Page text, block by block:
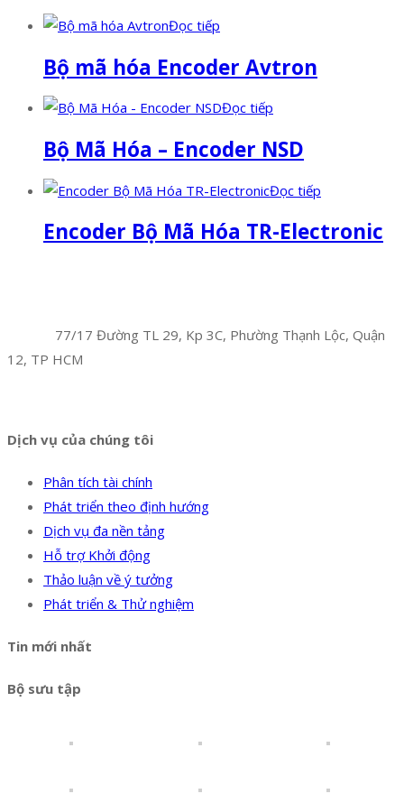
Đọc tiếp
Bộ mã hóa Encoder Avtron
Đọc tiếp
Bộ Mã Hóa – Encoder NSD
Đọc tiếp
Encoder Bộ Mã Hóa TR-Electronic
77/17 Đường TL 29, Kp 3C, Phường Thạnh Lộc, Quận
12, TP HCM
Dịch vụ của chúng tôi
Phân tích tài chính
Phát triển theo định hướng
Dịch vụ đa nền tảng
Hỗ trợ Khởi động
Thảo luận về ý tưởng
Phát triển & Thử nghiệm
Tin mới nhất
Bộ sưu tập